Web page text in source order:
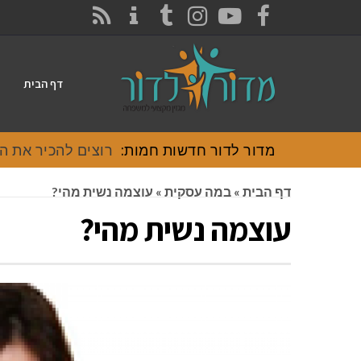
FACEBOOK
YOUTUBE
INSTAGRAM
TUMBLR
דף הבית
מדור לדור חדשות חמות: רוצים להכיר את
דף הבית » במה עסקית » עוצמה נשית מהי?
עוצמה נשית מהי?